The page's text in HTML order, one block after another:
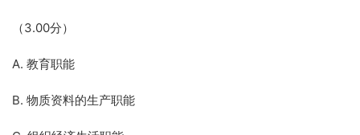
（3.00分）
A. 教育职能
B. 物质资料的生产职能